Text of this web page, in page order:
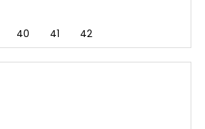
40 41 42